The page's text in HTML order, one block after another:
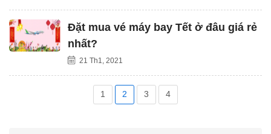
Đặt mua vé máy bay Tết ở đâu giá rẻ
nhất?
21 Th1, 2021
1 2 3 4